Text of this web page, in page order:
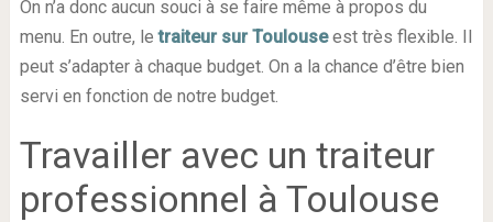
On n’a donc aucun souci à se faire même à propos du
menu. En outre, letraiteur sur Toulouse est très flexible. Il
peut s’adapter à chaque budget. On a la chance d’être bien
servi en fonction de notre budget.
Travailler avec un traiteur
professionnel à Toulouse